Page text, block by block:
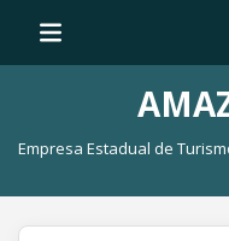
Empresa Estadual de